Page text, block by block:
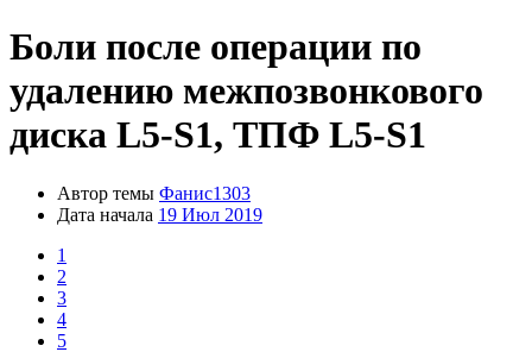
Боли после операции по
удалению межпозвонкового
диска L5-S1, ТПФ L5-S1
Автор темы Фанис1303
Дата начала 19 Июл 2019
1
2
3
4
5